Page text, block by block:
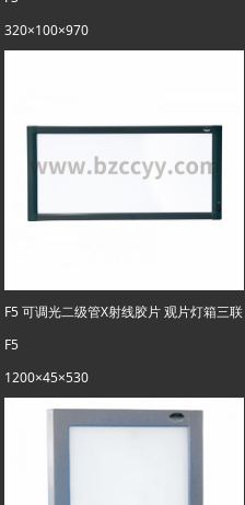
320×100×970
F5 可调光二级管X射线胶片 观片灯箱三联
F5
1200×45×530